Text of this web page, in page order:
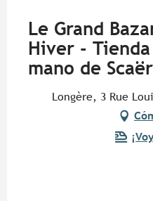
Le Grand
Hiver -
mano de
Longère, 3 Rue